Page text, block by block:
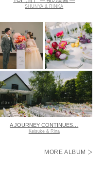
SHUNYA & RINKA
A JOURNEY CONTINUES…
Keisuke & Rina
MORE ALBUM